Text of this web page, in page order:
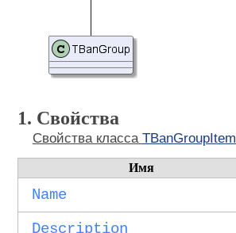
1. Свойства
Свойства класса TBanGroupItem
Имя
Name
Description